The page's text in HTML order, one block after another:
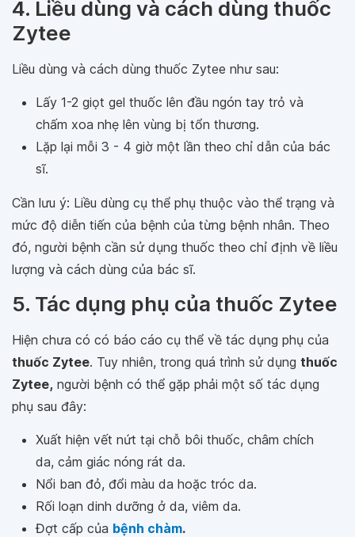
4. Liều dùng và cách dùng thuốc
Zytee
Liều dùng và cách dùng thuốc Zytee như sau:
Lấy 1-2 giọt gel thuốc lên đầu ngón tay trỏ và
chấm xoa nhẹ lên vùng bị tổn thương.
Lặp lại mỗi 3 - 4 giờ một lần theo chỉ dẫn của bác
sĩ.
Cần lưu ý: Liều dùng cụ thể phụ thuộc vào thể trạng và
mức độ diễn tiến của bệnh của từng bệnh nhân. Theo
đó, người bệnh cần sử dụng thuốc theo chỉ định về liều
lượng và cách dùng của bác sĩ.
5. Tác dụng phụ của thuốc Zytee
Hiện chưa có có báo cáo cụ thể về tác dụng phụ của
thuốc Zytee. Tuy nhiên, trong quá trình sử dụng thuốc
Zytee, người bệnh có thể gặp phải một số tác dụng
phụ sau đây:
Xuất hiện vết nứt tại chỗ bôi thuốc, châm chích
da, cảm giác nóng rát da.
Nổi ban đỏ, đổi màu da hoặc tróc da.
Rối loạn dinh dưỡng ở da, viêm da.
Đợt cấp của bệnh chàm.